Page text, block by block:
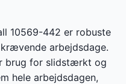
10569-442 er robuste
arbejdsdage.
brug for slidstærkt og
hele arbejdsdagen,